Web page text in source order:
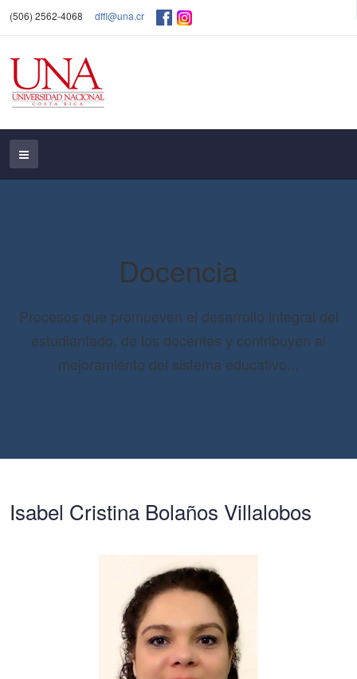
(506) 2562-4068 dffl@una.cr
Docencia
Procesos que promueven el desarrollo integral del
estudiantado, de los docentes y contribuyen al
mejoramiento del sistema educativo...
Isabel Cristina Bolaños Villalobos